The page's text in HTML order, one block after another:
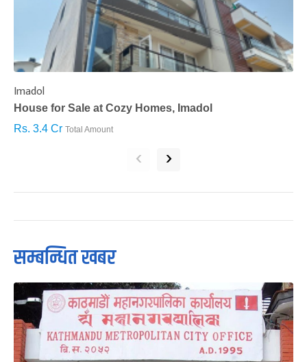
Imadol
House for Sale at Cozy Homes, Imadol
Rs. 3.4 Cr Total Amount
‹ ›
सम्बन्धित खबर